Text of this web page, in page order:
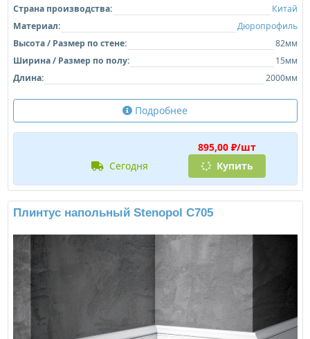
Страна производства:
Китай
Материал:
Дюропрофиль
Высота / Размер по стене:
82мм
Ширина / Размер по полу:
15мм
Длина:
2000мм
Подробнее
895,00 ₽/шт
сегодня
Купить
Плинтус напольный Stenopol C705